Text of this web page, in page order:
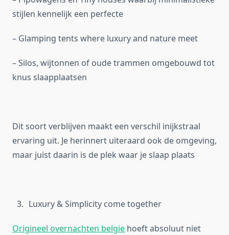
stijlen kennelijk een perfecte
– Glamping tents where luxury and nature meet
– Silos, wijtonnen of oude trammen omgebouwd tot
knus slaapplaatsen
Dit soort verblijven maakt een verschil inijkstraal
ervaring uit. Je herinnert uiteraard ook de omgeving,
maar juist daarin is de plek waar je slaap plaats
Luxury & Simplicity come together
Origineel overnachten belgie hoeft absoluut niet